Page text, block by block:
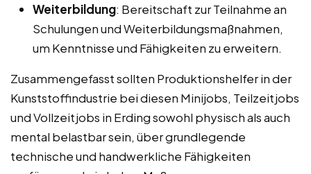
Weiterbildung: Bereitschaft zur Teilnahme an
Schulungen und Weiterbildungsmaßnahmen,
um Kenntnisse und Fähigkeiten zu erweitern.
Zusammengefasst sollten Produktionshelfer in der
Kunststoffindustrie bei diesen Minijobs, Teilzeitjobs
und Vollzeitjobs in Erding sowohl physisch als auch
mental belastbar sein, über grundlegende
technische und handwerkliche Fähigkeiten